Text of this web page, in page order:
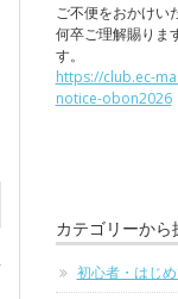
ご不便をおかけい
何卒ご理解賜りま
す。
https://club.ec-
notice-obon2026
カテゴリーから
初心者・はじ